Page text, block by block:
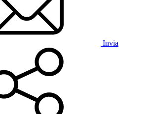
Invia